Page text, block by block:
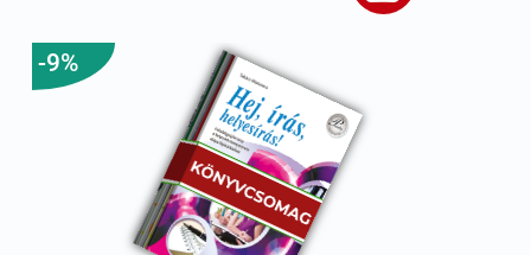
-9%